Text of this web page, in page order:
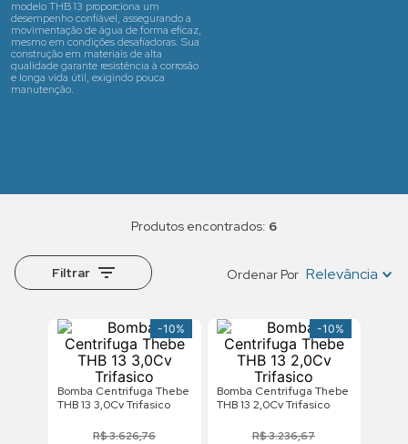
modelo THB 13 proporciona um
desempenho confiável, assegurando a
movimentação de água de forma eficaz,
mesmo em condições desafiadoras. Sua
construção em materiais de alta
qualidade garante resistência à corrosão
e longa vida útil, exigindo pouca
manutenção.
6
Filtrar Ordenar Por Relevância
-10%
Bomba Centrifuga Thebe
THB 13 3,0Cv Trifasico
R$3.626,76
-10%
Bomba Centrifuga Thebe
THB 13 2,0Cv Trifasico
R$3.236,67